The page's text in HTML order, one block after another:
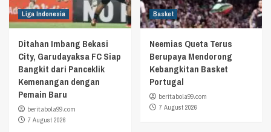
Liga Indonesia
Ditahan Imbang Bekasi
City, Garudayaksa FC Siap
Bangkit dari Panceklik
Kemenangan dengan
Pemain Baru
beritabola99.com
7 August 2026
Basket
Neemias Queta Terus
Berupaya Mendorong
Kebangkitan Basket
Portugal
beritabola99.com
7 August 2026